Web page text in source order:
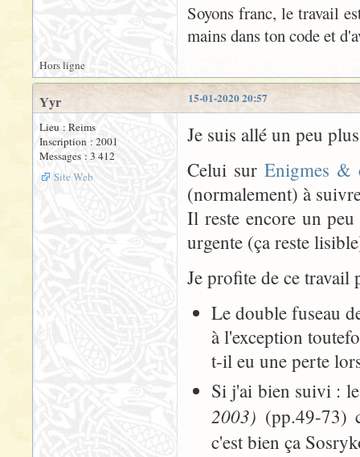
Soyons franc, le travail
mains dans ton code et
Hors ligne
15-01-2020 20:57
Yyr
Lieu : Reims
Inscription : 2001
Messages : 3 412
Site Web
Je suis allé un peu
Celui surEnigmes &
(normalement) à
Il reste encore un
urgente (ça reste
Je profite de ce travail
Le double fuseau
à l'exception
t-il eu une perte
Si j'ai bien suivi :
2003) (pp.49-73)
c'est bien ça